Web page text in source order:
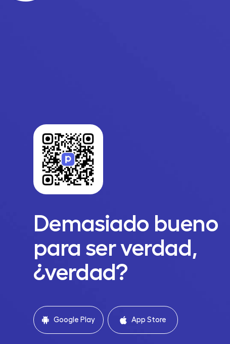
Demasiado bueno
para ser verdad,
¿verdad?
Google Play App Store